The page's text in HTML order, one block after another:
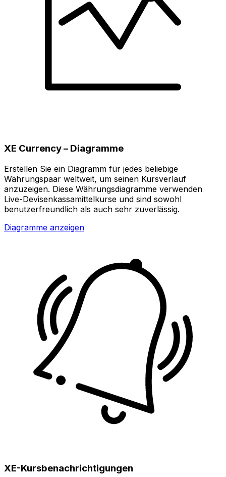
XE Currency – Diagramme
Erstellen Sie ein Diagramm für jedes beliebige
Währungspaar weltweit, um seinen Kursverlauf
anzuzeigen. Diese Währungsdiagramme verwenden
Live-Devisenkassamittelkurse und sind sowohl
benutzerfreundlich als auch sehr zuverlässig.
Diagramme anzeigen
XE-Kursbenachrichtigungen